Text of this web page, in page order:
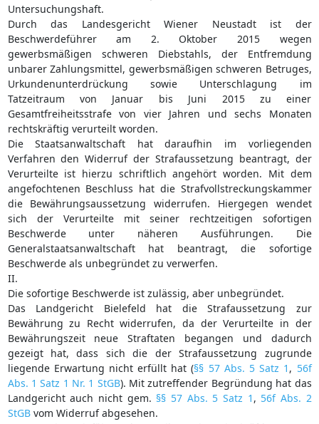
Untersuchungshaft.
Durch das Landesgericht Wiener Neustadt ist der
Beschwerdeführer am 2. Oktober 2015 wegen
gewerbsmäßigen schweren Diebstahls, der Entfremdung
unbarer Zahlungsmittel, gewerbsmäßigen schweren Betruges,
Urkundenunterdrückung sowie Unterschlagung im
Tatzeitraum von Januar bis Juni 2015 zu einer
Gesamtfreiheitsstrafe von vier Jahren und sechs Monaten
rechtskräftig verurteilt worden.
Die Staatsanwaltschaft hat daraufhin im vorliegenden
Verfahren den Widerruf der Strafaussetzung beantragt, der
Verurteilte ist hierzu schriftlich angehört worden. Mit dem
angefochtenen Beschluss hat die Strafvollstreckungskammer
die Bewährungsaussetzung widerrufen. Hiergegen wendet
sich der Verurteilte mit seiner rechtzeitigen sofortigen
Beschwerde unter näheren Ausführungen. Die
Generalstaatsanwaltschaft hat beantragt, die sofortige
Beschwerde als unbegründet zu verwerfen.
II.
Die sofortige Beschwerde ist zulässig, aber unbegründet.
Das Landgericht Bielefeld hat die Strafaussetzung zur
Bewährung zu Recht widerrufen, da der Verurteilte in der
Bewährungszeit neue Straftaten begangen und dadurch
gezeigt hat, dass sich die der Strafaussetzung zugrunde
liegende Erwartung nicht erfüllt hat (§§ 57 Abs. 5 Satz 1 , 56f
Abs. 1 Satz 1 Nr. 1 StGB). Mit zutreffender Begründung hat das
Landgericht auch nicht gem. §§ 57 Abs. 5 Satz 1 , 56f Abs. 2
StGBvom Widerruf abgesehen.